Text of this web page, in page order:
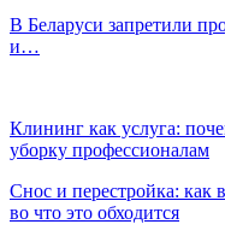
В Беларуси запретили
и…
Клининг как услуга:
уборку профессионалам
Снос и перестройка:
во что это обходится